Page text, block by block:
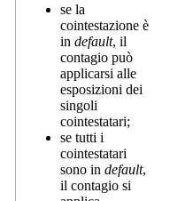
se la
cointestazione è
in default, il
contagio può
applicarsi alle
esposizioni dei
singoli
cointestatari;
se tutti i
cointestatari
sono in default,
il contagio si